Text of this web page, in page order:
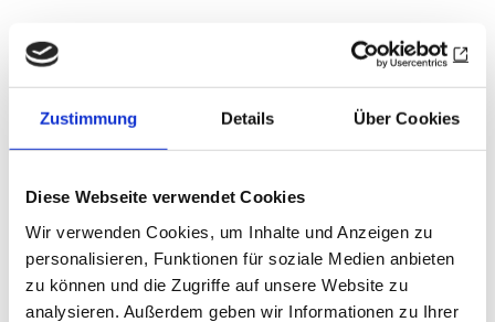
Zustimmung Details Über Cookies
Diese Webseite verwendet Cookies
Wir verwenden Cookies, um Inhalte und Anzeigen zu
personalisieren, Funktionen für soziale Medien anbieten
zu können und die Zugriffe auf unsere Website zu
analysieren. Außerdem geben wir Informationen zu Ihrer
Und dann sind da die Rückblicke und Bilanzen
am Ende des Lebens. Wolfgang Amadeus Mozart
begonnen, und dies blieb sein Metier und seine
Leidenschaft bis zum frühen Tod 1791. Über die
Todesursache gibt es viele Spekulationen: Vom
diversen Erkrankungen und ärztlicher
Fehlbehandlung reicht das Spektrum. Seine
letzte Komposition war das Auftragswerk eines